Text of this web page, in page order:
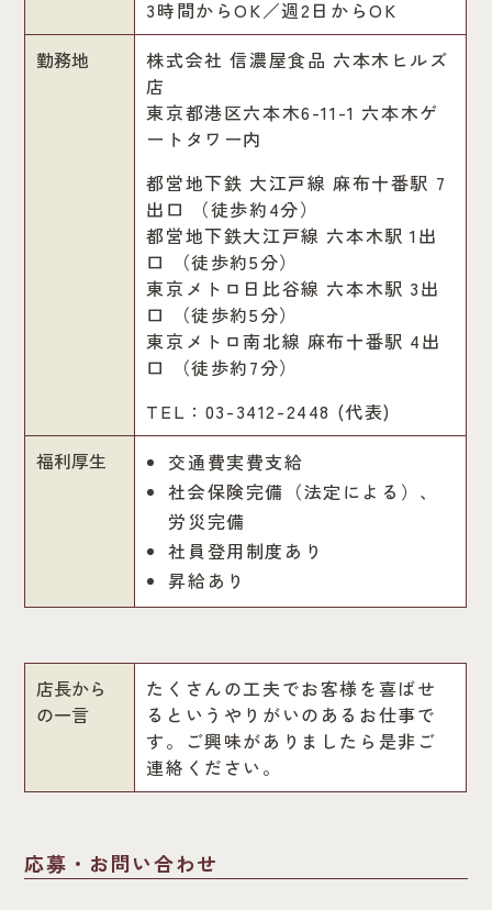
3時間からOK／週2日からOK
勤務地
株式会社 信濃屋食品 六本木ヒルズ
店
東京都港区六本木6-11-1 六本木ゲ
ートタワー内
都営地下鉄 大江戸線 麻布十番駅 7
出口 （徒歩約4分）
都営地下鉄大江戸線 六本木駅 1出
口 （徒歩約5分）
東京メトロ日比谷線 六本木駅 3出
口 （徒歩約5分）
東京メトロ南北線 麻布十番駅 4出
口 （徒歩約7分）
TEL：03-3412-2448 (代表)
福利厚生
交通費実費支給
社会保険完備（法定による）、
労災完備
社員登用制度あり
昇給あり
店長から
の一言
たくさんの工夫でお客様を喜ばせ
るというやりがいのあるお仕事で
す。ご興味がありましたら是非ご
連絡ください。
応募・お問い合わせ